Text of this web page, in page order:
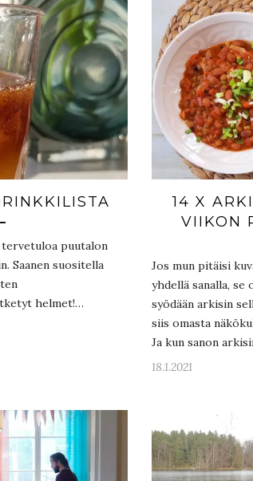
tervetuloa puutalon
Saanen suositella
helmet!…
14 X
VIIKON
Jos mun pitäisi
yhdellä sanalla,
syödään arkisin
siis omasta
Ja kun sanon
18.1.2021